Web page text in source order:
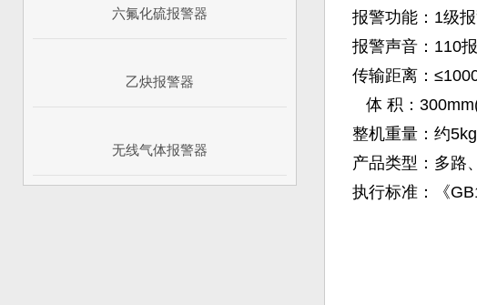
六氟化硫报警器
乙炔报警器
无线气体报警器
报警功能：1级报
报警声音：110报
传输距离：
体 积：
整机重量：约5kg
产品类型：多路
执行标准：《